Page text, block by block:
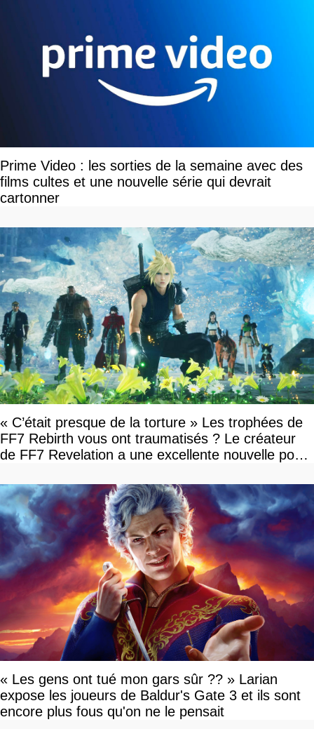
Prime Video : les sorties de la semaine avec des
films cultes et une nouvelle série qui devrait
cartonner
« C’était presque de la torture » Les trophées de
FF7 Rebirth vous ont traumatisés ? Le créateur
de FF7 Revelation a une excellente nouvelle pour
« Les gens ont tué mon gars sûr ?? » Larian
expose les joueurs de Baldur's Gate 3 et ils sont
encore plus fous qu'on ne le pensait